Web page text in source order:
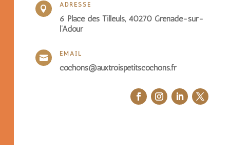
 ADRESSE
6 Place des Tilleuls, 40270 Grenade-sur-
l’Adour
 EMAIL
cochons@auxtroispetitscochons.fr